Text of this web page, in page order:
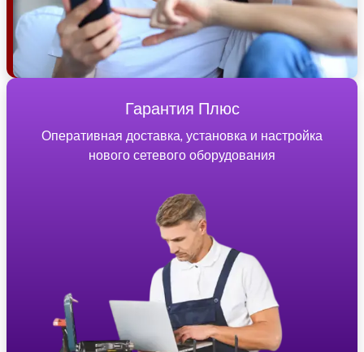
Гарантия Плюс
Оперативная доставка, установка и настройка
нового сетевого оборудования